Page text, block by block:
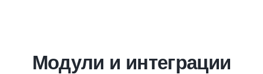
Модули и интеграции